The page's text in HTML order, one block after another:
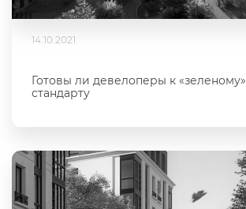
14.10.2021
Готовы ли девелоперы к «зеленому»
стандарту